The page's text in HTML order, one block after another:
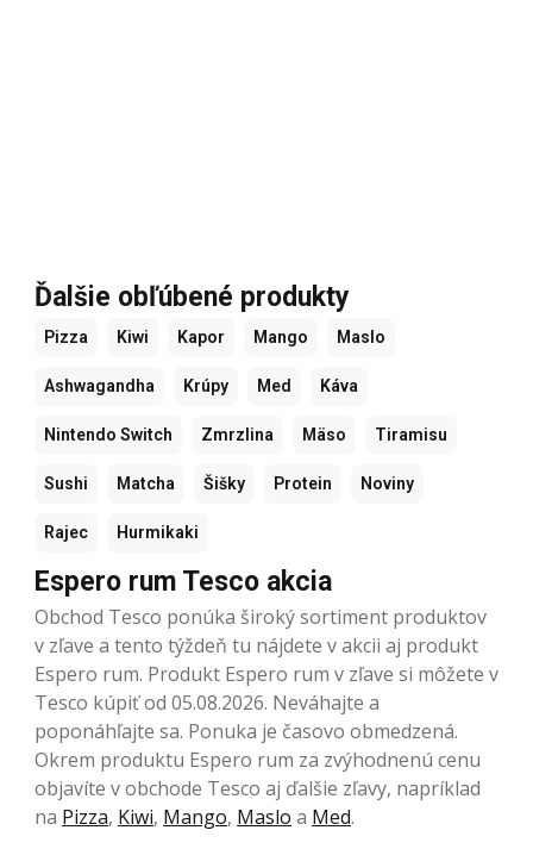
Ďalšie obľúbené produkty
Pizza Kiwi Kapor Mango Maslo
Ashwagandha Krúpy Med Káva
Nintendo Switch Zmrzlina Mäso Tiramisu
Sushi Matcha Šišky Protein Noviny
Rajec Hurmikaki
Espero rum Tesco akcia
Obchod Tesco ponúka široký sortiment produktov
v zľave a tento týždeň tu nájdete v akcii aj produkt
Espero rum. Produkt Espero rum v zľave si môžete v
Tesco kúpiť od 05.08.2026. Neváhajte a
poponáhľajte sa. Ponuka je časovo obmedzená.
Okrem produktu Espero rum za zvýhodnenú cenu
objavíte v obchode Tesco aj ďalšie zľavy, napríklad
na Pizza, Kiwi, Mango, Maslo a Med.